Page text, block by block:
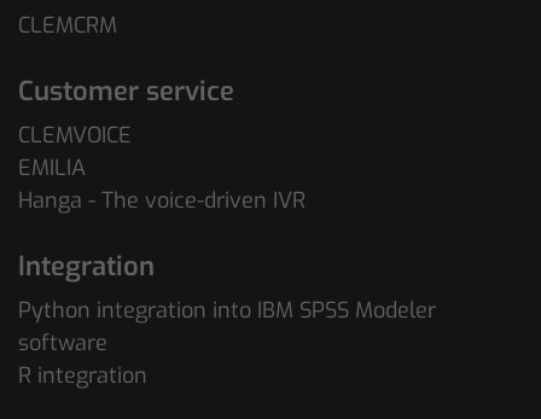
CLEMCRM
Customer service
CLEMVOICE
EMILIA
Hanga - The voice-driven IVR
Integration
Python integration into IBM SPSS Modeler
software
R integration